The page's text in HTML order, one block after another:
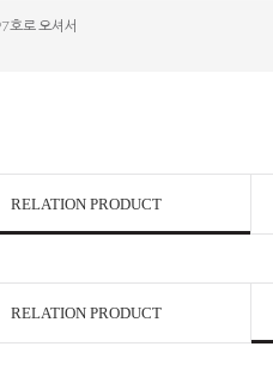
호로 오셔서
RELATION PRODUCT
RELATION PRODUCT